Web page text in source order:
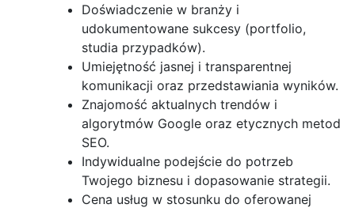
Doświadczenie w branży i
udokumentowane sukcesy (portfolio,
studia przypadków).
Umiejętność jasnej i transparentnej
komunikacji oraz przedstawiania wyników.
Znajomość aktualnych trendów i
algorytmów Google oraz etycznych metod
SEO.
Indywidualne podejście do potrzeb
Twojego biznesu i dopasowanie strategii.
Cena usług w stosunku do oferowanej